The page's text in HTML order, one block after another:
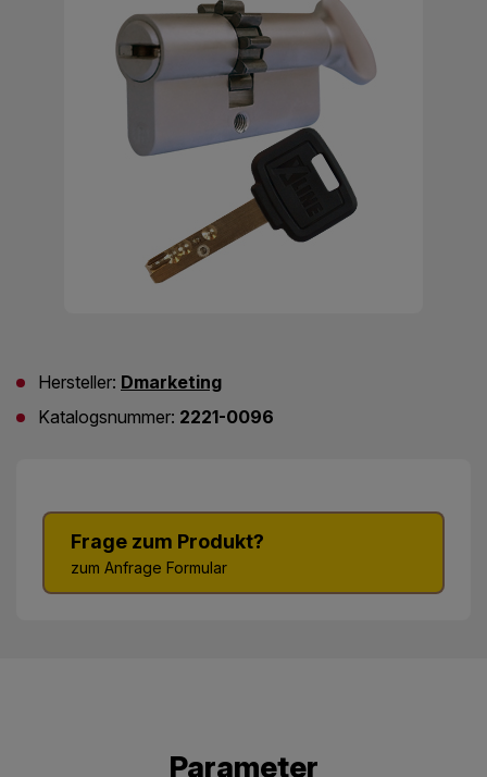
Frage zum Produkt?
zum Anfrage Formular
Hersteller: Dmarketing
Katalogsnummer: 2221-0096
Parameter